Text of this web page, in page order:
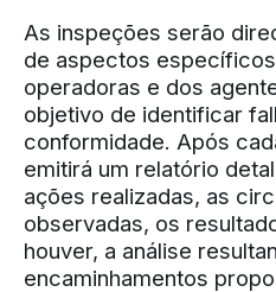
As inspeções serão
de aspectos
operadoras e dos
objetivo de identificar
conformidade. Após
emitirá um relatório
ações realizadas, as
observadas, os
houver, a análise
encaminhamentos